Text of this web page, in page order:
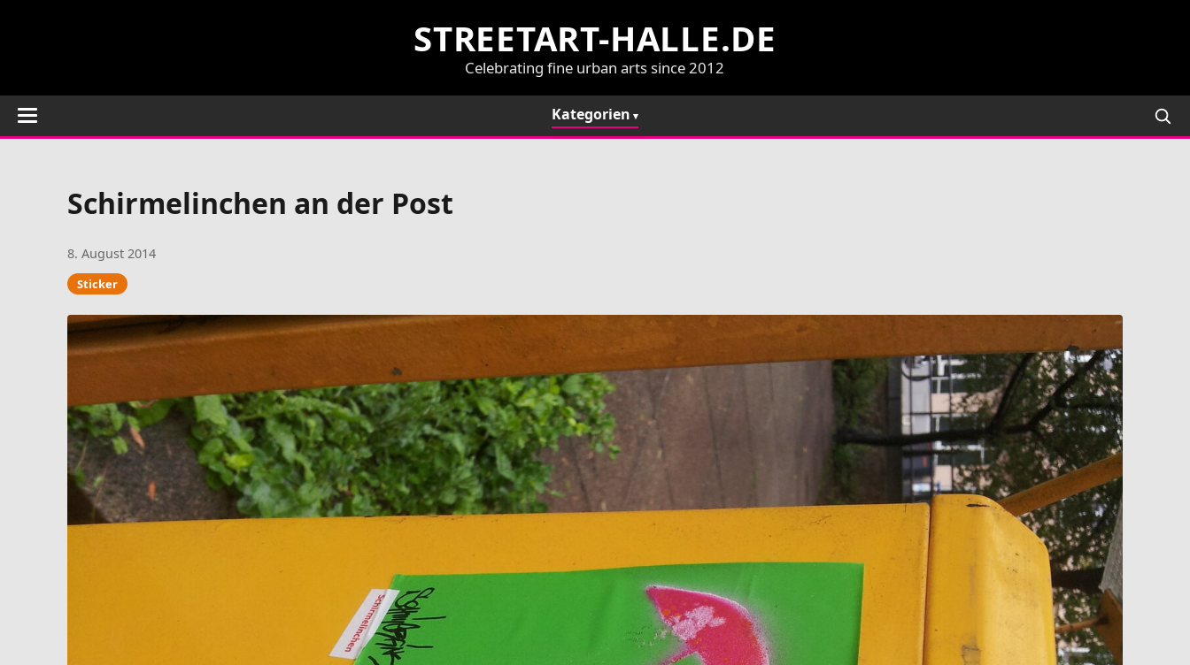
STREETART-HALLE.DE
Celebrating fine urban arts since 2012
Kategorien
Schirmelinchen an der Post
8. August 2014
Sticker